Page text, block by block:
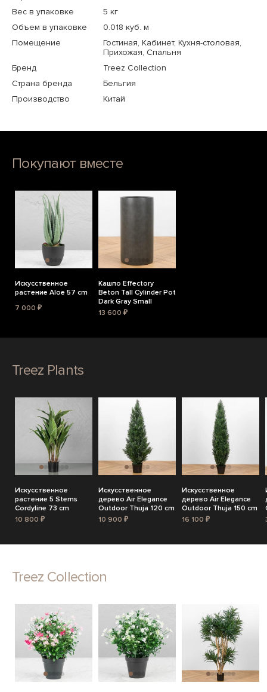
Вес в упаковке
5 кг
Объем в упаковке
0.018 куб. м
Помещение
Гостиная, Кабинет, Кухня-столовая,
Прихожая, Спальня
Бренд
Treez Collection
Страна бренда
Бельгия
Производство
Китай
Покупают вместе
Искусственное
растение Aloe 57 cm
7 000 ₽
Кашпо Effectory
Beton Tall Cylinder Pot
Dark Gray Small
13 600 ₽
Treez Plants
Искусственное
растение 5 Stems
Cordyline 73 cm
10 800 ₽
Искусственное
дерево Air Elegance
Outdoor Thuja 120 cm
10 900 ₽
Искусственное
дерево Air Elegance
Outdoor Thuja 150 cm
16 100 ₽
Treez Collection